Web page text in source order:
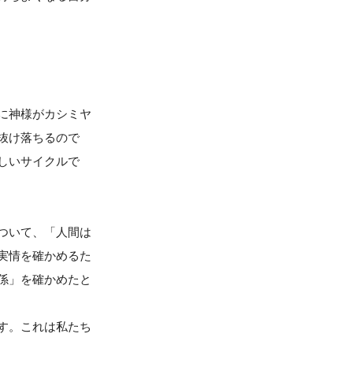
神様がカシミヤ
け落ちるので
いサイクルで
いて、「人間は
情を確かめるた
」を確かめたと
。これは私たち